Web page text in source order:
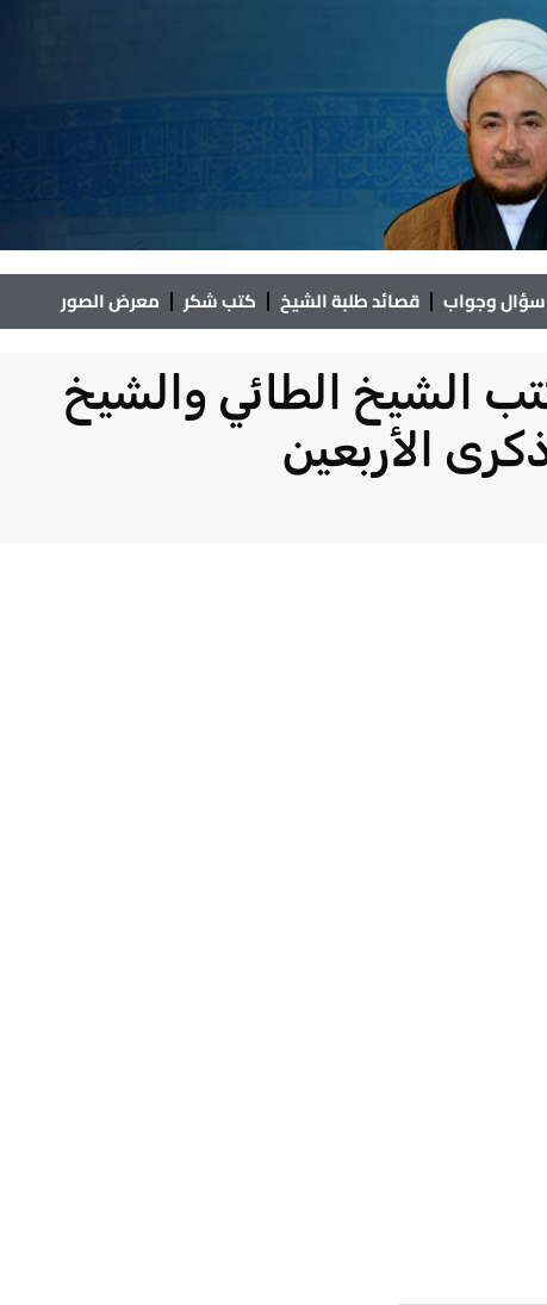
سؤال وجواب قصائد طلبة الشيخ كتب شكر معرض الصور
الشيخ الطائي والشيخ
الأربعين